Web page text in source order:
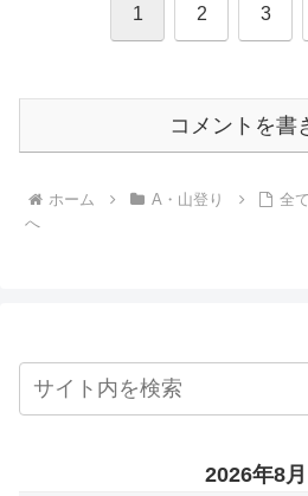
1 2 3
コメントを書
ホーム A・山登り
全
へ
2026年8月